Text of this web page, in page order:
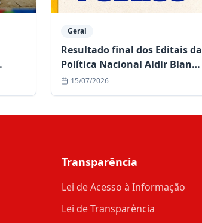
Geral
Resultado final dos Editais da
Política Nacional Aldir Blanc
de Cultura já está disponível
15/07/2026
Transparência
Lei de Acesso à Informação
Lei de Transparência